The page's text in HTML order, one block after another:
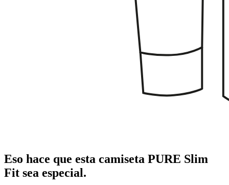
Eso hace que esta camiseta PURE Slim
Fit sea especial.